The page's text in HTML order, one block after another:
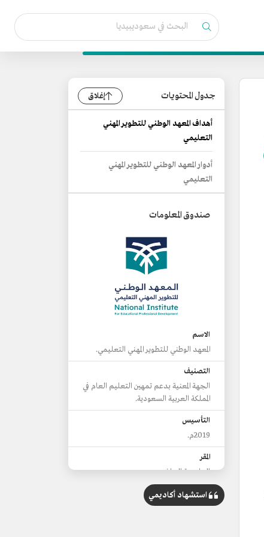
جدول المحتويات إغلاق
أهداف المعهد الوطني للتطوير المهني
التعليمي
أدوار المعهد الوطني للتطوير المهني
التعليمي
صندوق المعلومات
الاسم
المعهد الوطني للتطوير المهني التعليمي.
التصنيف
الجهة المعنية بدعم تمهين التعليم العام في
المملكة العربية السعودية.
التأسيس
2019م.
المقر
العاصمة الرياض.
من الأهداف
استشهاد أكاديمي